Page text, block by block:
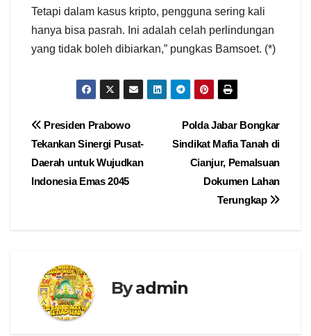
Tetapi dalam kasus kripto, pengguna sering kali
hanya bisa pasrah. Ini adalah celah perlindungan
yang tidak boleh dibiarkan,” pungkas Bamsoet. (*)
Navigasi
pos
Polda Jabar Bongkar
Sindikat Mafia Tanah di
Cianjur, Pemalsuan
Dokumen Lahan
Terungkap
Presiden Prabowo
Tekankan Sinergi Pusat-
Daerah untuk Wujudkan
Indonesia Emas 2045
Byadmin